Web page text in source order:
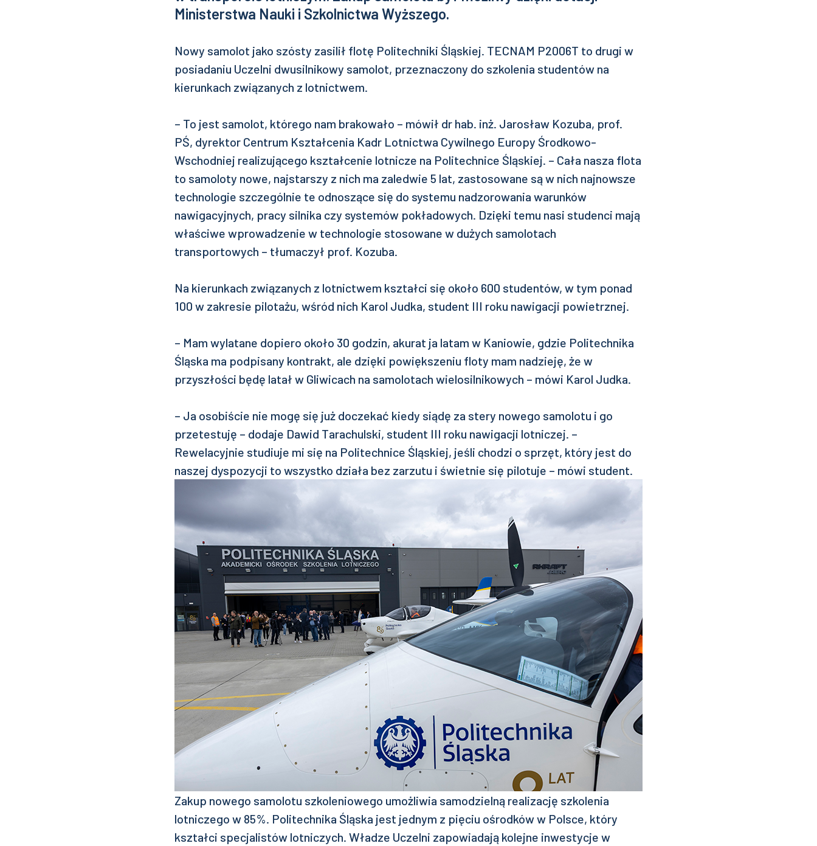
Ministerstwa Nauki i Szkolnictwa Wyższego.
Nowy samolot jako szósty zasilił flotę Politechniki Śląskiej. TECNAM P2006T to drugi w
posiadaniu Uczelni dwusilnikowy samolot, przeznaczony do szkolenia studentów na
kierunkach związanych z lotnictwem.
– To jest samolot, którego nam brakowało – mówił dr hab. inż. Jarosław Kozuba, prof.
PŚ, dyrektor Centrum Kształcenia Kadr Lotnictwa Cywilnego Europy Środkowo-
Wschodniej realizującego kształcenie lotnicze na Politechnice Śląskiej. – Cała nasza flota
to samoloty nowe, najstarszy z nich ma zaledwie 5 lat, zastosowane są w nich najnowsze
technologie szczególnie te odnoszące się do systemu nadzorowania warunków
nawigacyjnych, pracy silnika czy systemów pokładowych. Dzięki temu nasi studenci mają
właściwe wprowadzenie w technologie stosowane w dużych samolotach
transportowych – tłumaczył prof. Kozuba.
Na kierunkach związanych z lotnictwem kształci się około 600 studentów, w tym ponad
100 w zakresie pilotażu, wśród nich Karol Judka, student III roku nawigacji powietrznej.
– Mam wylatane dopiero około 30 godzin, akurat ja latam w Kaniowie, gdzie Politechnika
Śląska ma podpisany kontrakt, ale dzięki powiększeniu floty mam nadzieję, że w
przyszłości będę latał w Gliwicach na samolotach wielosilnikowych – mówi Karol Judka.
– Ja osobiście nie mogę się już doczekać kiedy siądę za stery nowego samolotu i go
przetestuję – dodaje Dawid Tarachulski, student III roku nawigacji lotniczej. –
Rewelacyjnie studiuje mi się na Politechnice Śląskiej, jeśli chodzi o sprzęt, który jest do
naszej dyspozycji to wszystko działa bez zarzutu i świetnie się pilotuje – mówi student.
Zakup nowego samolotu szkoleniowego umożliwia samodzielną realizację szkolenia
lotniczego w 85%. Politechnika Śląska jest jednym z pięciu ośrodków w Polsce, który
kształci specjalistów lotniczych. Władze Uczelni zapowiadają kolejne inwestycje w